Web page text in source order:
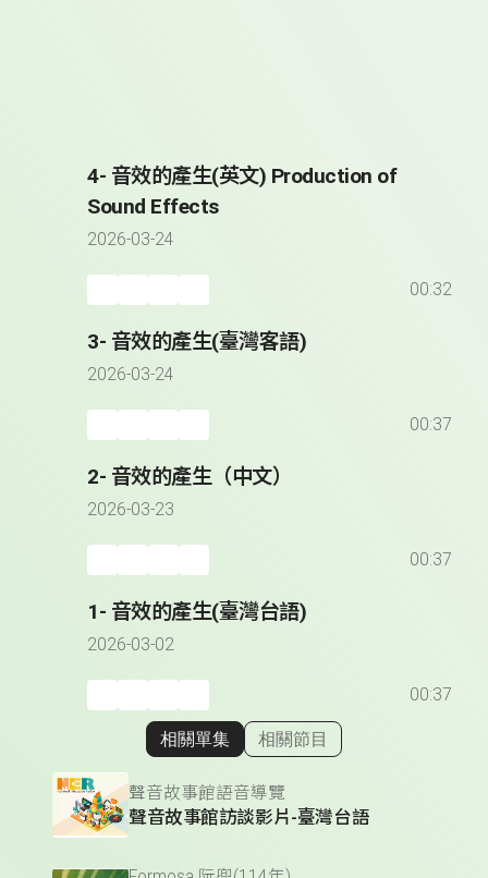
4- 音效的產生(英文) Production of
Sound Effects
2026-03-24
00:32
3- 音效的產生(臺灣客語)
2026-03-24
00:37
2- 音效的產生（中文）
2026-03-23
00:37
1- 音效的產生(臺灣台語)
2026-03-02
00:37
顯示相關單集
相關單集 相關節目
聲音故事館語音導覽
聲音故事館訪談影片-臺灣台語